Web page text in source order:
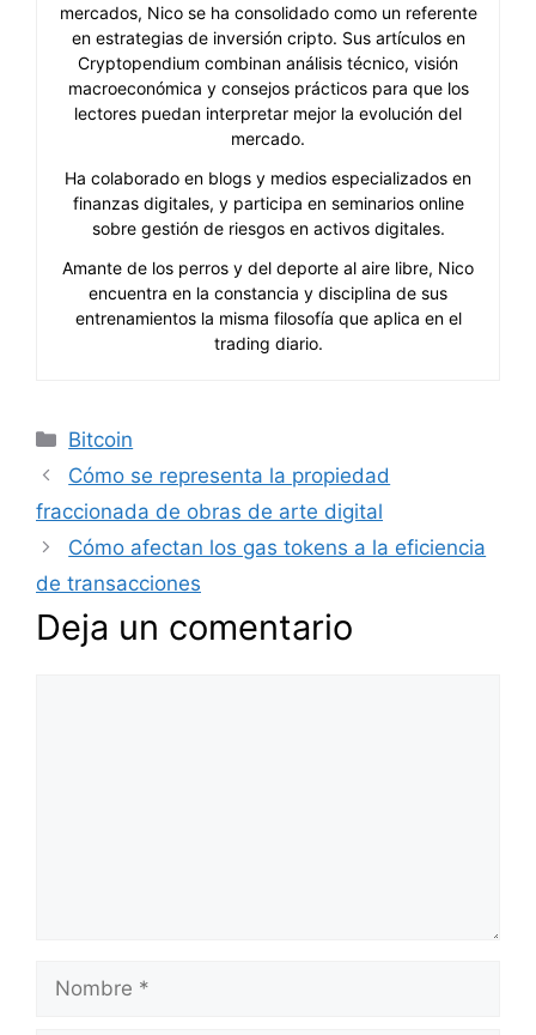
mercados, Nico se ha consolidado como un referente
en estrategias de inversión cripto. Sus artículos en
Cryptopendium combinan análisis técnico, visión
macroeconómica y consejos prácticos para que los
lectores puedan interpretar mejor la evolución del
mercado.
Ha colaborado en blogs y medios especializados en
finanzas digitales, y participa en seminarios online
sobre gestión de riesgos en activos digitales.
Amante de los perros y del deporte al aire libre, Nico
encuentra en la constancia y disciplina de sus
entrenamientos la misma filosofía que aplica en el
trading diario.
Categorías
Bitcoin
Cómo se representa la propiedad
fraccionada de obras de arte digital
Cómo afectan los gas tokens a la eficiencia
de transacciones
Deja un comentario
Nombre